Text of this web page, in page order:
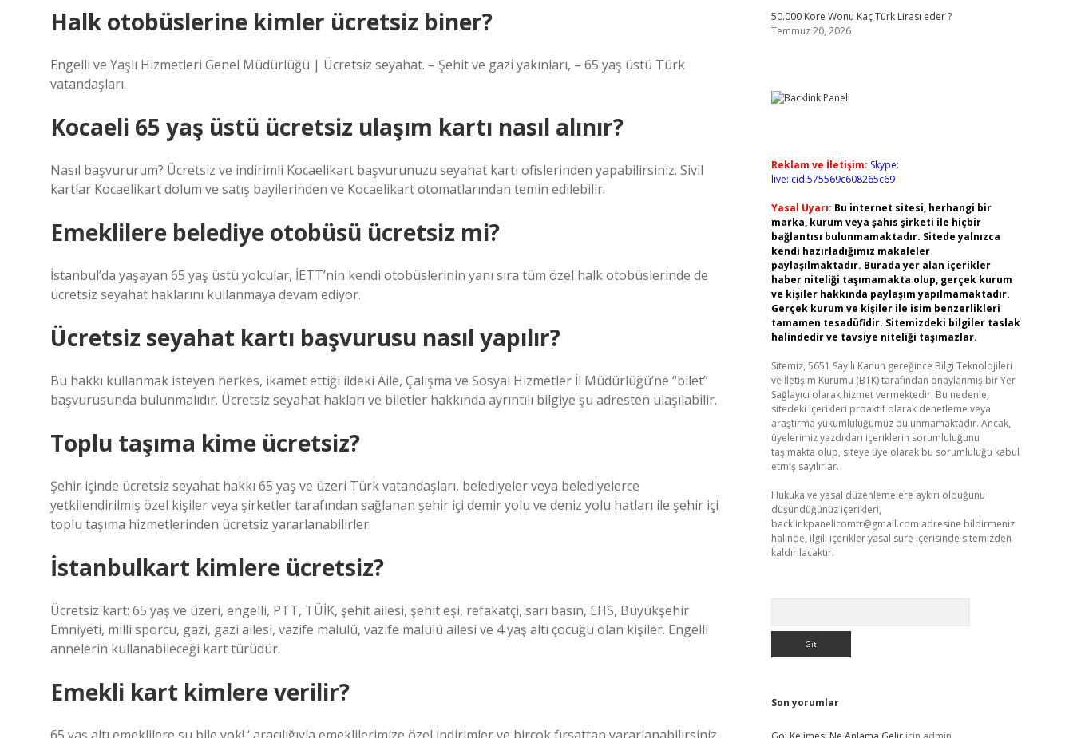
Halk otobüslerine kimler ücretsiz biner?
Engelli ve Yaşlı Hizmetleri Genel Müdürlüğü | Ücretsiz seyahat. – Şehit ve gazi yakınları, – 65 yaş üstü Türk
vatandaşları.
Kocaeli 65 yaş üstü ücretsiz ulaşım kartı nasıl alınır?
Nasıl başvururum? Ücretsiz ve indirimli Kocaelikart başvurunuzu seyahat kartı ofislerinden yapabilirsiniz. Sivil
kartlar Kocaelikart dolum ve satış bayilerinden ve Kocaelikart otomatlarından temin edilebilir.
Emeklilere belediye otobüsü ücretsiz mi?
İstanbul’da yaşayan 65 yaş üstü yolcular, İETT’nin kendi otobüslerinin yanı sıra tüm özel halk otobüslerinde de
ücretsiz seyahat haklarını kullanmaya devam ediyor.
Ücretsiz seyahat kartı başvurusu nasıl yapılır?
Bu hakkı kullanmak isteyen herkes, ikamet ettiği ildeki Aile, Çalışma ve Sosyal Hizmetler İl Müdürlüğü’ne “bilet”
başvurusunda bulunmalıdır. Ücretsiz seyahat hakları ve biletler hakkında ayrıntılı bilgiye şu adresten ulaşılabilir.
Toplu taşıma kime ücretsiz?
Şehir içinde ücretsiz seyahat hakkı 65 yaş ve üzeri Türk vatandaşları, belediyeler veya belediyelerce
yetkilendirilmiş özel kişiler veya şirketler tarafından sağlanan şehir içi demir yolu ve deniz yolu hatları ile şehir içi
toplu taşıma hizmetlerinden ücretsiz yararlanabilirler.
İstanbulkart kimlere ücretsiz?
Ücretsiz kart: 65 yaş ve üzeri, engelli, PTT, TÜİK, şehit ailesi, şehit eşi, refakatçi, sarı basın, EHS, Büyükşehir
Emniyeti, milli sporcu, gazi, gazi ailesi, vazife malulü, vazife malulü ailesi ve 4 yaş altı çocuğu olan kişiler. Engelli
annelerin kullanabileceği kart türüdür.
Emekli kart kimlere verilir?
50.000 Kore Wonu Kaç Türk Lirası eder ?
Temmuz 20, 2026
Reklam ve İletişim: Skype:
live:.cid.575569c608265c69
Yasal Uyarı: Bu internet sitesi, herhangi bir
marka, kurum veya şahıs şirketi ile hiçbir
bağlantısı bulunmamaktadır. Sitede yalnızca
kendi hazırladığımız makaleler
paylaşılmaktadır. Burada yer alan içerikler
haber niteliği taşımamakta olup, gerçek kurum
ve kişiler hakkında paylaşım yapılmamaktadır.
Gerçek kurum ve kişiler ile isim benzerlikleri
tamamen tesadüfidir. Sitemizdeki bilgiler taslak
halindedir ve tavsiye niteliği taşımazlar.
Sitemiz, 5651 Sayılı Kanun gereğince Bilgi Teknolojileri
ve İletişim Kurumu (BTK) tarafından onaylanmış bir Yer
Sağlayıcı olarak hizmet vermektedir. Bu nedenle,
sitedeki içerikleri proaktif olarak denetleme veya
araştırma yükümlülüğümüz bulunmamaktadır. Ancak,
üyelerimiz yazdıkları içeriklerin sorumluluğunu
taşımakta olup, siteye üye olarak bu sorumluluğu kabul
etmiş sayılırlar.
Hukuka ve yasal düzenlemelere aykırı olduğunu
düşündüğünüz içerikleri,
backlinkpanelicomtr@gmail.com adresine bildirmeniz
halinde, ilgili içerikler yasal süre içerisinde sitemizden
kaldırılacaktır.
Son yorumlar